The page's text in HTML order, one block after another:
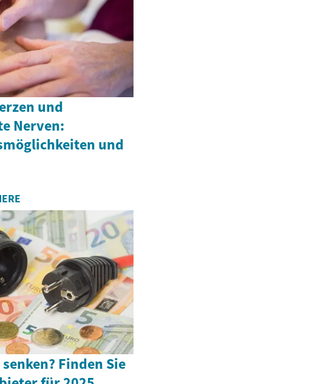
und
Nerven:
und
Finden Sie